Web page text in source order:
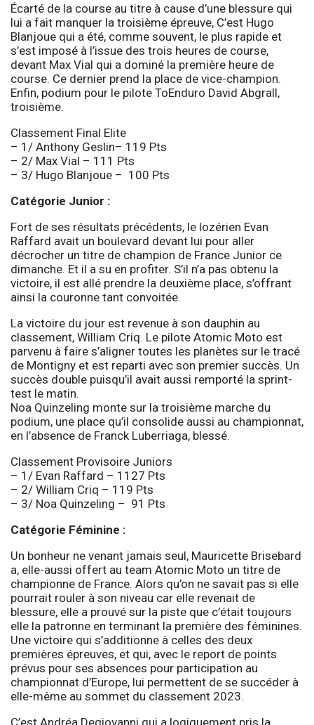
Écarté de la course au titre à cause d’une blessure qui
lui a fait manquer la troisième épreuve, C’est Hugo
Blanjoue qui a été, comme souvent, le plus rapide et
s’est imposé à l’issue des trois heures de course,
devant Max Vial qui a dominé la première heure de
course. Ce dernier prend la place de vice-champion.
Enfin, podium pour le pilote ToEnduro David Abgrall,
troisième.
Classement Final Elite
– 1/ Anthony Geslin– 119 Pts
– 2/ Max Vial – 111 Pts
– 3/ Hugo Blanjoue – 100 Pts
Catégorie Junior :
Fort de ses résultats précédents, le lozérien Evan
Raffard avait un boulevard devant lui pour aller
décrocher un titre de champion de France Junior ce
dimanche. Et il a su en profiter. S’il n’a pas obtenu la
victoire, il est allé prendre la deuxième place, s’offrant
ainsi la couronne tant convoitée.
La victoire du jour est revenue à son dauphin au
classement, William Criq. Le pilote Atomic Moto est
parvenu à faire s’aligner toutes les planètes sur le tracé
de Montigny et est reparti avec son premier succès. Un
succès double puisqu’il avait aussi remporté la sprint-
test le matin.
Noa Quinzeling monte sur la troisième marche du
podium, une place qu’il consolide aussi au championnat,
en l’absence de Franck Luberriaga, blessé.
Classement Provisoire Juniors
– 1/ Evan Raffard – 1127 Pts
– 2/ William Criq – 119 Pts
– 3/ Noa Quinzeling – 91 Pts
Catégorie Féminine :
Un bonheur ne venant jamais seul, Mauricette Brisebard
a, elle-aussi offert au team Atomic Moto un titre de
championne de France. Alors qu’on ne savait pas si elle
pourrait rouler à son niveau car elle revenait de
blessure, elle a prouvé sur la piste que c’était toujours
elle la patronne en terminant la première des féminines.
Une victoire qui s’additionne à celles des deux
premières épreuves, et qui, avec le report de points
prévus pour ses absences pour participation au
championnat d’Europe, lui permettent de se succéder à
elle-même au sommet du classement 2023.
C’est Andréa Degiovanni qui a logiquement pris la